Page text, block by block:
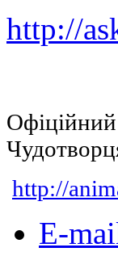
http://
http://
E-